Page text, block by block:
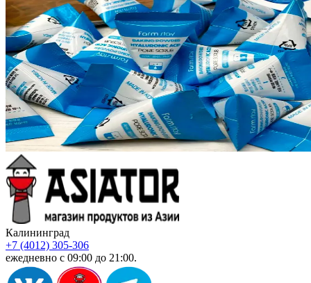
Калининград
+7 (4012) 305-306
ежедневно с 09:00 до 21:00.